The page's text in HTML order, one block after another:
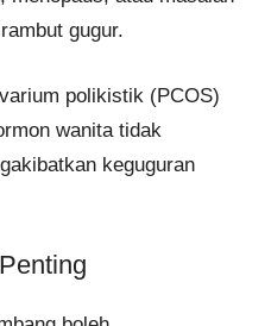
gugur.
polikistik (PCOS)
wanita tidak
keguguran